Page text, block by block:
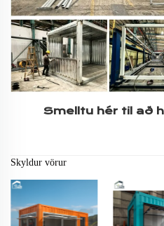
Smelltu hér til að
Skyldur vörur